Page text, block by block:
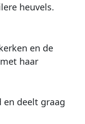
heuvels.
en de
haar
en deelt graag